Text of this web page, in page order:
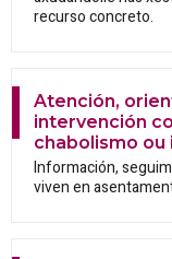
recurso concreto.
Atención,
intervención
chabolismo ou
Información,
viven en